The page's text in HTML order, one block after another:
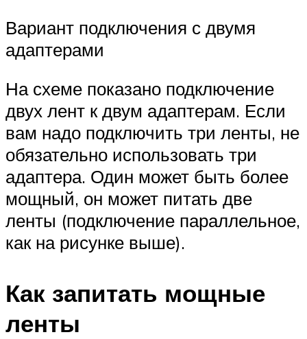
Вариант подключения с двумя
адаптерами
На схеме показано подключение
двух лент к двум адаптерам. Если
вам надо подключить три ленты, не
обязательно использовать три
адаптера. Один может быть более
мощный, он может питать две
ленты (подключение параллельное,
как на рисунке выше).
Как запитать мощные
ленты